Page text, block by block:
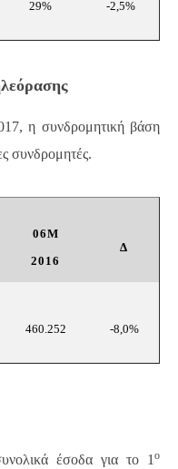
29% -2,5%
η συνδρομητική βάση
συνδρομητές.
06M
2016
Δ
460.252 -8,0%
έσοδα για το 1 ο